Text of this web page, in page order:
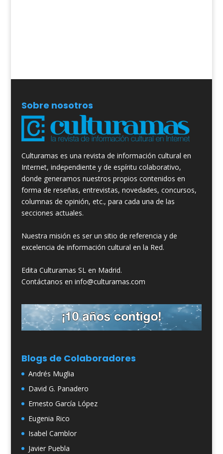
Sobre nosotros
Culturamas es una revista de información cultural en
Internet, independiente y de espíritu colaborativo,
donde generamos nuestros propios contenidos en
forma de reseñas, entrevistas, novedades, concursos,
columnas de opinión, etc., para cada una de las
secciones actuales.
Nuestra misión es ser un sitio de referencia y de
excelencia de información cultural en la Red.
Edita Culturamas SL en Madrid.
Contáctanos en info@culturamas.com
Blogs de Colaboradores
Andrés Muglia
David G. Panadero
Ernesto García López
Eugenia Rico
Isabel Camblor
Javier Puebla